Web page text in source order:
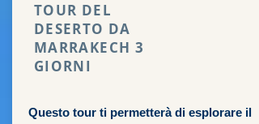
TOUR DEL
DESERTO DA
MARRAKECH 3
GIORNI
Questo tour ti permetterà di esplorare il